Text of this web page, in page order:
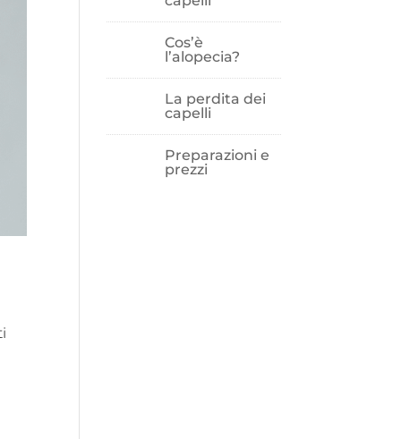
Cos’è
l’alopecia?
La perdita dei
capelli
Preparazioni e
prezzi